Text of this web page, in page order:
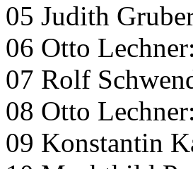
05 Judith
06 Otto
07 Rolf
08 Otto
09 Konstantin